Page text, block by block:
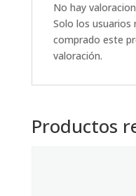
No hay
Solo los usuarios
comprado este
valoración.
Productos